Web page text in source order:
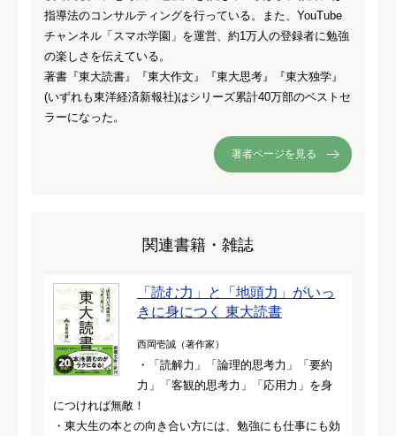
指導法のコンサルティングを行っている。また、YouTube
チャンネル「スマホ学園」を運営、約1万人の登録者に勉強
の楽しさを伝えている。
著書『東大読書』『東大作文』『東大思考』『東大独学』
(いずれも東洋経済新報社)はシリーズ累計40万部のベストセ
ラーになった。
著者ページを見る
関連書籍・雑誌
「読む力」と「地頭力」がいっ
きに身につく 東大読書
西岡壱誠（著作家）
・「読解力」「論理的思考力」「要約
力」「客観的思考力」「応用力」を身
につければ無敵！
・東大生の本との向き合い方には、勉強にも仕事にも効